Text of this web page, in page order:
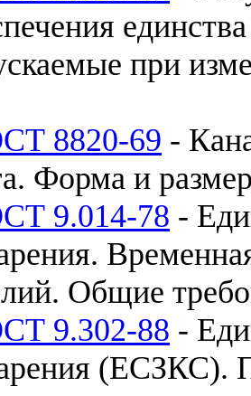
при
8820-69 -
Форма и
9.014-78 -
Общие
9.302-88 -
(ЕСЗКС).